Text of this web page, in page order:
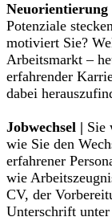
Neuorientierung
Potenziale
motiviert Sie?
Arbeitsmarkt –
erfahrender
dabei
Jobwechsel | Sie
wie Sie den
erfahrener
wie
CV, der
Unterschrift